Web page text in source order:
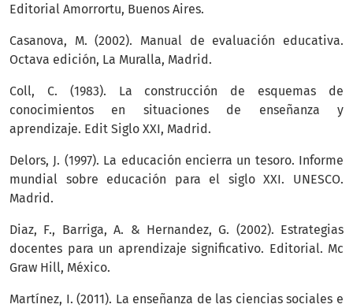
Editorial Amorrortu, Buenos Aires.
Casanova, M. (2002). Manual de evaluación educativa.
Octava edición, La Muralla, Madrid.
Coll, C. (1983). La construcción de esquemas de
conocimientos en situaciones de enseñanza y
aprendizaje. Edit Siglo XXI, Madrid.
Delors, J. (1997). La educación encierra un tesoro. Informe
mundial sobre educación para el siglo XXI. UNESCO.
Madrid.
Diaz, F., Barriga, A. & Hernandez, G. (2002). Estrategias
docentes para un aprendizaje significativo. Editorial. Mc
Graw Hill, México.
Martínez, I. (2011). La enseñanza de las ciencias sociales e